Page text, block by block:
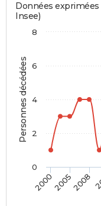
Personnes décédées
Données
Insee)
200020052008
0
2
4
6
8